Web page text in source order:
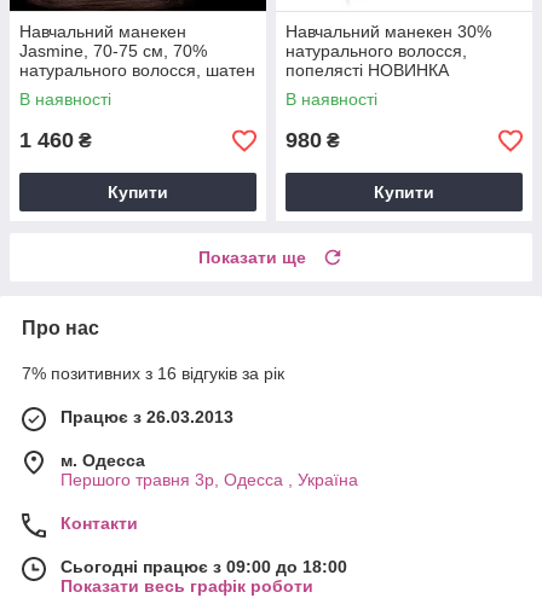
Навчальний манекен
Jasmine, 70-75 см, 70%
натурального волосся, шатен
В наявності
1 460 ₴
Купити
Навчальний манекен 30%
натурального волосся,
попелясті НОВИНКА
В наявності
980 ₴
Купити
Показати ще
Про нас
7% позитивних з 16 відгуків за рік
Працює з 26.03.2013
м. Одесса
Першого травня 3р, Одесса , Україна
Контакти
Сьогодні працює з 09:00 до 18:00
Показати весь графік роботи